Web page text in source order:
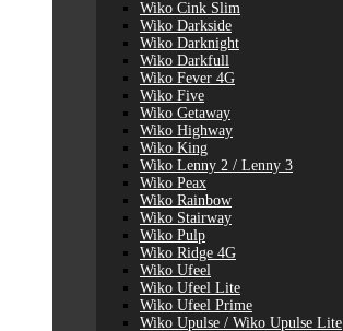
Wiko Cink Slim
Wiko Darkside
Wiko Darknight
Wiko Darkfull
Wiko Fever 4G
Wiko Five
Wiko Getaway
Wiko Highway
Wiko King
Wiko Lenny 2 / Lenny 3
Wiko Peax
Wiko Rainbow
Wiko Stairway
Wiko Pulp
Wiko Ridge 4G
Wiko Ufeel
Wiko Ufeel Lite
Wiko Ufeel Prime
Wiko Upulse / Wiko Upulse Lite